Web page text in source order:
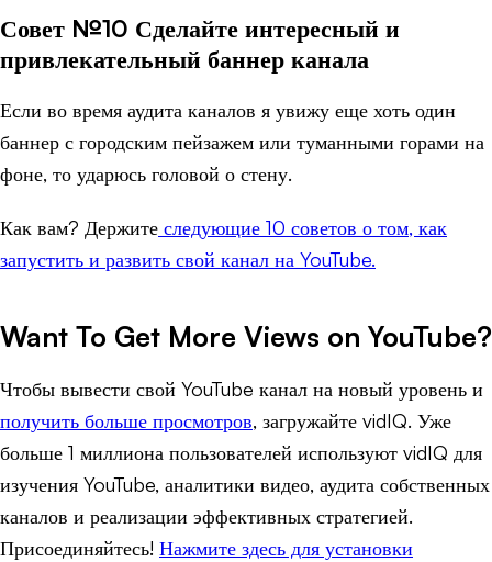
Совет №10 Сделайте интересный и
привлекательный баннер канала
Если во время аудита каналов я увижу еще хоть один
баннер с городским пейзажем или туманными горами на
фоне, то ударюсь головой о стену.
Как вам? Держите следующие 10 советов о том, как
запустить и развить свой канал на YouTube.
Want To Get More Views on YouTube?
Чтобы вывести свой YouTube канал на новый уровень и
получить больше просмотров, загружайте vidIQ. Уже
больше 1 миллиона пользователей используют vidIQ для
изучения YouTube, аналитики видео, аудита собственных
каналов и реализации эффективных стратегией.
Присоединяйтесь! Нажмите здесь для установки